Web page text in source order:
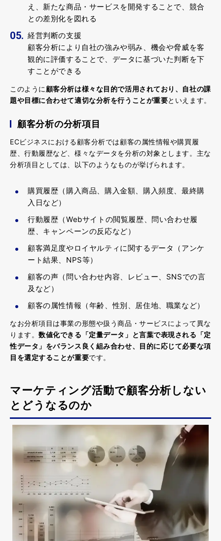
え、新たな商品・サービスを開発することで、競合
との差別化を図れる
経営判断の支援
顧客分析により自社の強みや弱み、機会や脅威を客
観的に評価することで、データに基づいた判断を下
すことができる
このように 顧客分析は様々な目的で活用されており、自社の課
題や目標に合わせて適切な分析を行うことが重要といえます。
顧客分析の分析項目
ECビジネスにおける顧客分析では顧客の属性情報や購買履
歴、行動履歴など、様々なデータを分析の対象とします。主な
分析項目としては、以下のようなものが挙げられます。
購買履歴（購入商品、購入金額、購入頻度、最終購
入日など）
行動履歴（Webサイトの閲覧履歴、問い合わせ履
歴、キャンペーンの反応など）
顧客満足度やロイヤルティに関するデータ（アンケ
ート結果、NPS等）
顧客の声（問い合わせ内容、レビュー、SNSでの言
及など）
顧客の属性情報（年齢、性別、居住地、職業など）
なお分析項目は事業の形態や扱う商品・サービスによって異な
ります。数値化できる「定量データ」と言葉で表現される「定
性データ」をバランス良く組み合わせ、目的に応じて必要な項
目を選定することが重要です。
マーケティング活動で顧客分析しない
とどうなるのか